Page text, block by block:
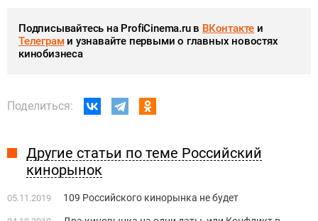
Подписывайтесь на ProfiCinema.ru в ВКонтакте и
Телеграми узнавайте первыми о главных новостях
кинобизнеса
Поделиться:
Другие статьи по теме Российский
кинорынок
05.11.2019 109 Российского кинорынка не будет